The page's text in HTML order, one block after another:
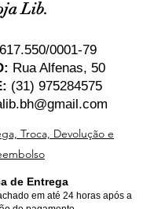
Lib.
/0001-79
Rua Alfenas, 50
(31) 975284575
Troca, Devolução e
de Entrega
em até 24 horas após a